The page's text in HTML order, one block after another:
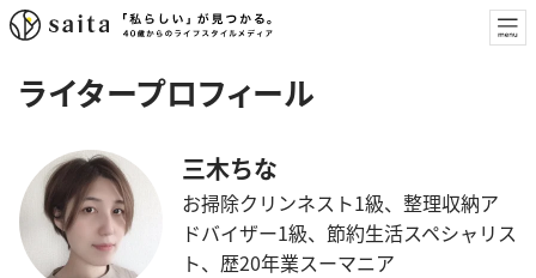
ライタープロフィール
三木ちな
お掃除クリンネスト1級、整理収納ア
ドバイザー1級、節約生活スペシャリス
ト、歴20年業スーマニア